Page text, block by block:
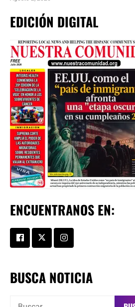
EDICIÓN DIGITAL
ENCUENTRANOS EN:
BUSCA NOTICIA
Buscar: